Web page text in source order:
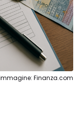
Finanza.com